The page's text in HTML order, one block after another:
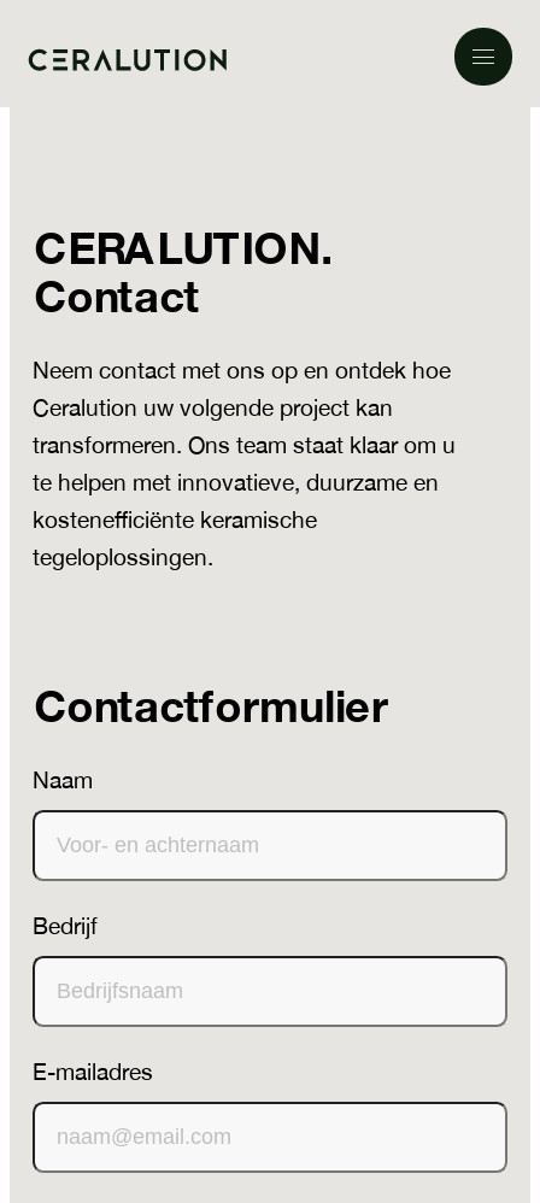
CERALUTION.
Contact
Neem contact met ons op en ontdek hoe
Ceralution uw volgende project kan
transformeren. Ons team staat klaar om u
te helpen met innovatieve, duurzame en
kostenefficiënte keramische
tegeloplossingen.
Contactformulier
Naam
Bedrijf
E-mailadres